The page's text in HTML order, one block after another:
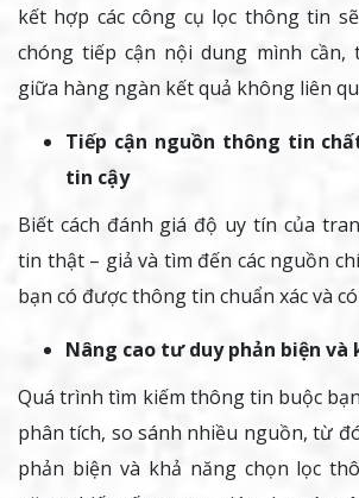
kết hợp các công cụ lọc thông tin
chóng tiếp cận nội dung mình cần,
giữa hàng ngàn kết quả không liên
Tiếp cận nguồn thông tin
tin cậy
Biết cách đánh giá độ uy tín của
tin thật – giả và tìm đến các nguồn
bạn có được thông tin chuẩn xác và
Nâng cao tư duy phản biện và
Quá trình tìm kiếm thông tin buộc
phân tích, so sánh nhiều nguồn, từ
phản biện và khả năng chọn lọc